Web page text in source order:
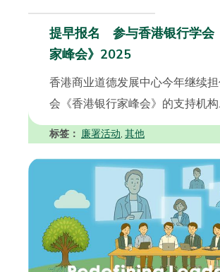
提早报名 参与香港银行学会
家峰会》2025
香港商业道德发展中心今年继续
会《香港银行家峰会》的支持机构
标签： 廉署活动, 其他